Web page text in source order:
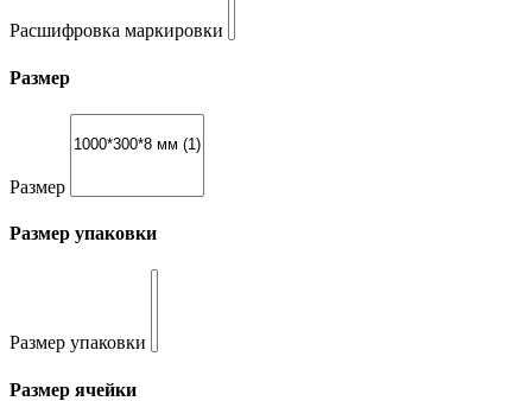
Расшифровка маркировки
Размер
Размер
Размер упаковки
Размер упаковки
Размер ячейки